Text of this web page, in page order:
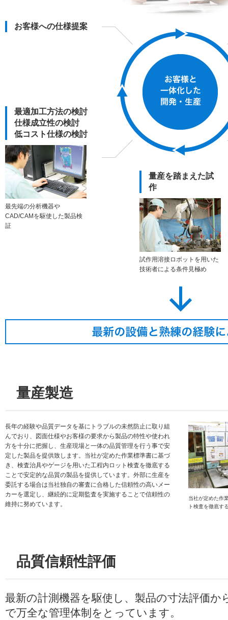
お客様への仕様提案
最適加工方法の検討
仕様成立性の検討
低コスト仕様の検討
最先端の分析機器や
CAD/CAMを駆使した製品検
証
量産を踏まえた試
作
試作用溶接ロボットを用いた
技術者による条件見極め
量産製造
長年の経験や品質データを基にトラブルの未然防止に取り組
んでおり、図面仕様やお客様の要求から製品の特性や使われ
方を十分に把握し、生産現場と一体の品質管理を行う事で安
定した製品を提供致します。当社が定めた作業標準書に基づ
き、検査治具やゲージを用いた工程内ロット検査を徹底する
ことで安定的な品質の製品を提供しています。外部に生産を
委託する場合は当社独自の審査に合格した信頼性の高いメー
カーを選定し、継続的に定期監査を実施することで信頼性の
維持に努めています。
当社が定めた作
ト検査を徹底す
品質信頼性評価
最新の計測機器を駆使し、製品の寸法評価か
で万全な管理体制をとっています。